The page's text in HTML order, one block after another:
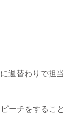
週替わりで担
ーチをするこ